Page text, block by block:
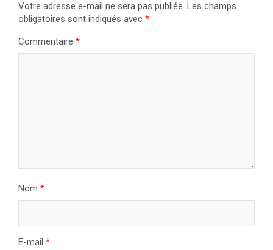
Votre adresse e-mail ne sera pas publiée. Les champs
obligatoires sont indiqués avec *
Commentaire *
Nom *
E-mail *